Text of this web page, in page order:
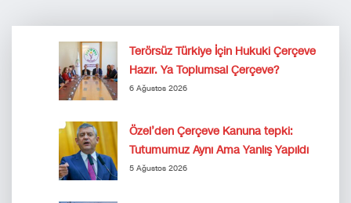
Terörsüz Türkiye İçin Hukuki Çerçeve
Hazır. Ya Toplumsal Çerçeve?
6 Ağustos 2026
Özel’den Çerçeve Kanuna tepki:
Tutumumuz Aynı Ama Yanlış Yapıldı
5 Ağustos 2026